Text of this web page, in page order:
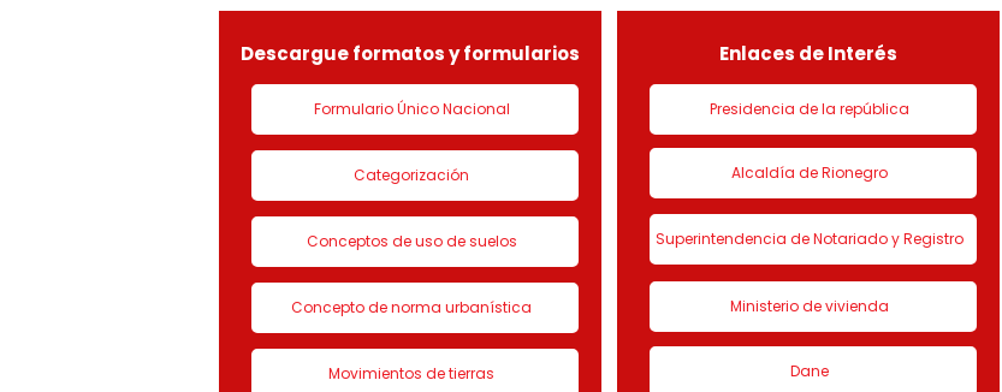
normas concordantes, hace
saber que según ra
normas concordantes, hace
saber que según ra
Descargue formatos y formularios
Formulario Único Nacional
Categorización
Conceptos de uso de suelos
Concepto de norma urbanística
Movimientos de tierras
Enlaces de Interés
Presidencia de la república
Alcaldía de Rionegro
Superintendencia de Notariado y Registro
Ministerio de vivienda
Dane